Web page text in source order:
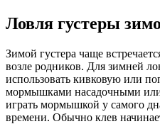
Ловля густеры
Зимой густера чаще
возле родников. Для зимней
использовать кивковую или
мормышками насадочными
играть мормышкой у самого
времени. Обычно клев